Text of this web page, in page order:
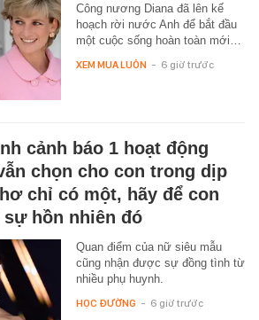
Công nương Diana đã lên kế
hoạch rời nước Anh để bắt đầu
một cuộc sống hoàn toàn mới…
XEM MUA LUÔN - 6 giờ trước
cảnh báo 1 hoạt động
chọn cho con trong dịp
chỉ có một, hãy để con
hồn nhiên đó
Quan điểm của nữ siêu mẫu
cũng nhận được sự đồng tình từ
nhiều phụ huynh.
HỌC ĐƯỜNG - 6 giờ trước